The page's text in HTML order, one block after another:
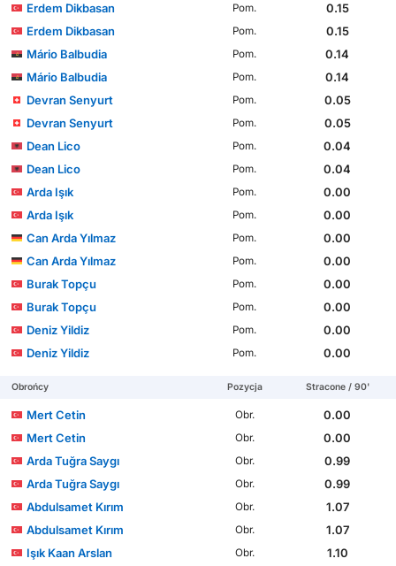
Erdem Dikbasan
Pom.
0.15
Erdem Dikbasan
Pom.
0.15
Mário Balbudia
Pom.
0.14
Mário Balbudia
Pom.
0.14
Devran Senyurt
Pom.
0.05
Devran Senyurt
Pom.
0.05
Dean Lico
Pom.
0.04
Dean Lico
Pom.
0.04
Arda Işık
Pom.
0.00
Arda Işık
Pom.
0.00
Can Arda Yılmaz
Pom.
0.00
Can Arda Yılmaz
Pom.
0.00
Burak Topçu
Pom.
0.00
Burak Topçu
Pom.
0.00
Deniz Yildiz
Pom.
0.00
Deniz Yildiz
Pom. 0.00
Obrońcy Pozycja Stracone / 90'
Mert Cetin Obr.
0.00
Mert Cetin
Obr.
0.00
Arda Tuğra Saygı
Obr.
0.99
Arda Tuğra Saygı
Obr.
0.99
Abdulsamet Kırım
Obr.
1.07
Abdulsamet Kırım
Obr.
1.07
Işık Kaan Arslan
Obr.
1.10